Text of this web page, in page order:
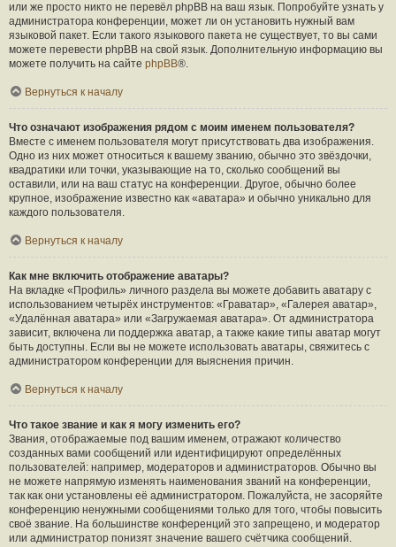
или же просто никто не перевёл phpBB на ваш язык. Попробуйте узнать у
администратора конференции, может ли он установить нужный вам
языковой пакет. Если такого языкового пакета не существует, то вы сами
можете перевести phpBB на свой язык. Дополнительную информацию вы
можете получить на сайте phpBB®.
Вернуться к началу
Что означают изображения рядом с моим именем пользователя?
Вместе с именем пользователя могут присутствовать два изображения.
Одно из них может относиться к вашему званию, обычно это звёздочки,
квадратики или точки, указывающие на то, сколько сообщений вы
оставили, или на ваш статус на конференции. Другое, обычно более
крупное, изображение известно как «аватара» и обычно уникально для
каждого пользователя.
Вернуться к началу
Как мне включить отображение аватары?
На вкладке «Профиль» личного раздела вы можете добавить аватару с
использованием четырёх инструментов: «Граватар», «Галерея аватар»,
«Удалённая аватара» или «Загружаемая аватара». От администратора
зависит, включена ли поддержка аватар, а также какие типы аватар могут
быть доступны. Если вы не можете использовать аватары, свяжитесь с
администратором конференции для выяснения причин.
Вернуться к началу
Что такое звание и как я могу изменить его?
Звания, отображаемые под вашим именем, отражают количество
созданных вами сообщений или идентифицируют определённых
пользователей: например, модераторов и администраторов. Обычно вы
не можете напрямую изменять наименования званий на конференции,
так как они установлены её администратором. Пожалуйста, не засоряйте
конференцию ненужными сообщениями только для того, чтобы повысить
своё звание. На большинстве конференций это запрещено, и модератор
или администратор понизят значение вашего счётчика сообщений.